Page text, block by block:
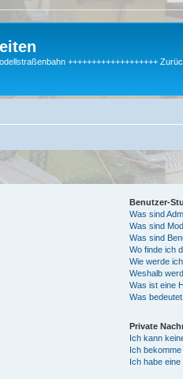
+++++++++++++++++++
Benutzer-
Was sind
Was sind
Was sind
Wo finde ich
Wie werde
Weshalb
Was ist eine
Was
Private
Ich kann
Ich
Ich habe